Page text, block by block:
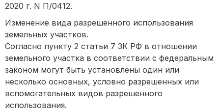
2020 г. N П/0412.
Изменение вида разрешенного использования
земельных участков.
Согласно пункту 2 статьи 7 ЗК РФ в отношении
земельного участка в соответствии с федеральным
законом могут быть установлены один или
несколько основных, условно разрешенных или
вспомогательных видов разрешенного
использования.